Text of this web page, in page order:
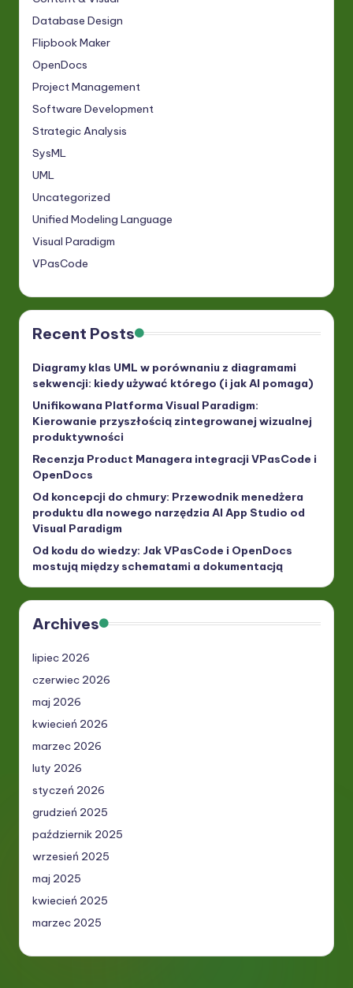
Database Design
Flipbook Maker
OpenDocs
Project Management
Software Development
Strategic Analysis
SysML
UML
Uncategorized
Unified Modeling Language
Visual Paradigm
VPasCode
Recent Posts
Diagramy klas UML w porównaniu z diagramami
sekwencji: kiedy używać którego (i jak AI pomaga)
Unifikowana Platforma Visual Paradigm:
Kierowanie przyszłością zintegrowanej wizualnej
produktywności
Recenzja Product Managera integracji VPasCode i
OpenDocs
Od koncepcji do chmury: Przewodnik menedżera
produktu dla nowego narzędzia AI App Studio od
Visual Paradigm
Od kodu do wiedzy: Jak VPasCode i OpenDocs
mostują między schematami a dokumentacją
Archives
lipiec 2026
czerwiec 2026
maj 2026
kwiecień 2026
marzec 2026
luty 2026
styczeń 2026
grudzień 2025
październik 2025
wrzesień 2025
maj 2025
kwiecień 2025
marzec 2025